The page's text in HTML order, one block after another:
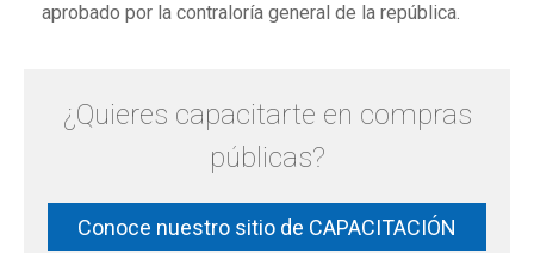
aprobado por la contraloría general de la república.
¿Quieres capacitarte en compras
públicas?
Conoce nuestro sitio de CAPACITACIÓN